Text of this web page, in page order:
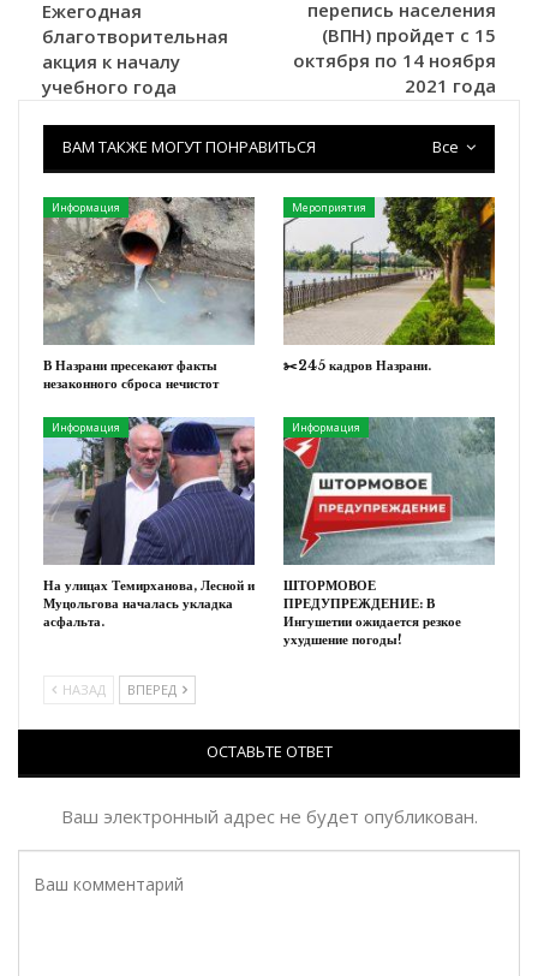
Ежегодная
благотворительная
акция к началу
учебного года
перепись населения
(ВПН) пройдет с 15
октября по 14 ноября
2021 года
Все
ВАМ ТАКЖЕ МОГУТ ПОНРАВИТЬСЯ
Информация
В Назрани пресекают факты
незаконного сброса нечистот
Мероприятия
✂️245 кадров Назрани.
Информация
На улицах Темирханова, Лесной и
Муцольгова началась укладка
асфальта.
Информация
ШТОРМОВОЕ
ПРЕДУПРЕЖДЕНИЕ: В
Ингушетии ожидается резкое
ухудшение погоды!
НАЗАД ВПЕРЕД
ОСТАВЬТЕ ОТВЕТ
Ваш электронный адрес не будет опубликован.